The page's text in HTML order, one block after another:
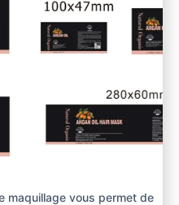
maquillage vous permet de